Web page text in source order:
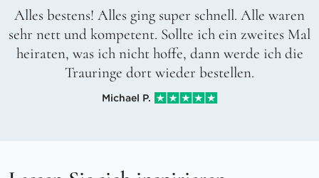
Alles bestens! Alles ging super schnell. Alle waren
sehr nett und kompetent. Sollte ich ein zweites Mal
heiraten, was ich nicht hoffe, dann werde ich die
Trauringe dort wieder bestellen.
Michael P.